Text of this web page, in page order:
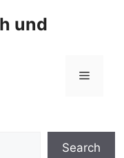
und
Menü
Search